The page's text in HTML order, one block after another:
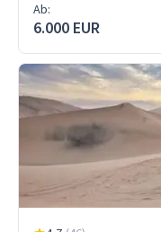
Ab:
6.000 EUR